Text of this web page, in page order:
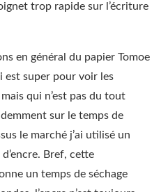
trop rapide sur l’écriture
en général du papier Tomoe
est super pour voir les
qui n’est pas du tout
sur le temps de
le marché j’ai utilisé un
Bref, cette
un temps de séchage